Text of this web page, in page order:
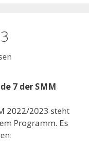
7 der SMM
2022/2023 steht
Programm. Es